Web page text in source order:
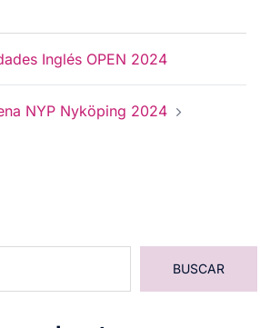
Inglés OPEN 2024
NYP Nyköping 2024
BUSCAR